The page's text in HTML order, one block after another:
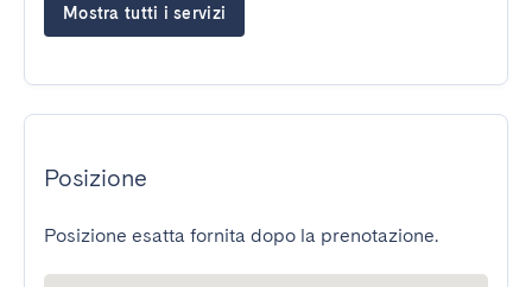
Mostra tutti i servizi
Posizione
Posizione esatta fornita dopo la prenotazione.